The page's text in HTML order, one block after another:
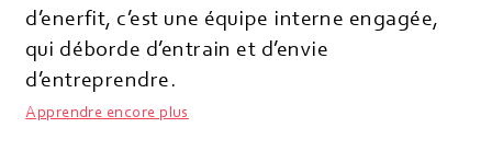
d’enerfit, c’est une équipe interne engagée,
qui déborde d’entrain et d’envie
d’entreprendre.
Apprendre encore plus